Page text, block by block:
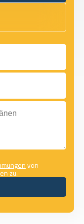
von
zu.